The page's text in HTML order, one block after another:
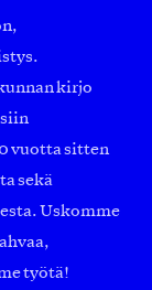
kirjo
vuotta sitten
sekä
Uskomme
työtä!